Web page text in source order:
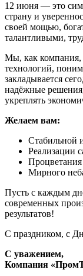
12 июня — это
страну и
своей мощью,
талантливыми,
Мы, как компания,
технологий,
закладывается
надёжные
укреплять
Желаем вам:
Стабильной
Реализации
Мирного
Пусть с каждым
современных
результатов!
С праздником, с
С уважением,
Компания